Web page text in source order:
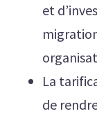
et
La
de